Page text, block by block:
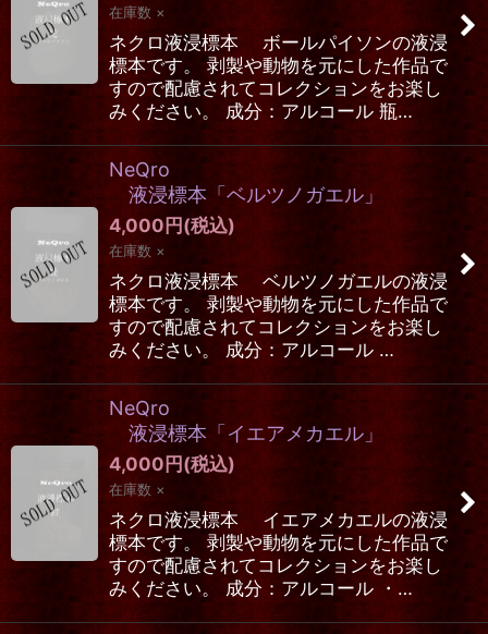
在庫数 ×
ネクロ液浸標本 ボールパイソンの液浸
標本です。 剥製や動物を元にした作品で
すので配慮されてコレクションをお楽し
みください。 成分：アルコール 瓶…
NeQro
液浸標本「ベルツノガエル」
4,000 円 (税込)
在庫数 ×
ネクロ液浸標本 ベルツノガエルの液浸
標本です。 剥製や動物を元にした作品で
すので配慮されてコレクションをお楽し
みください。 成分：アルコール …
NeQro
液浸標本「イエアメカエル」
4,000 円 (税込)
在庫数 ×
ネクロ液浸標本 イエアメカエルの液浸
標本です。 剥製や動物を元にした作品で
すので配慮されてコレクションをお楽し
みください。 成分：アルコール ・…